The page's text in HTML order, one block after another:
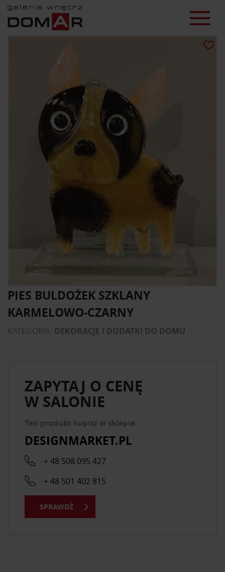
PIES BULDOŻEK SZKLANY
KARMELOWO-CZARNY
KATEGORIA: DEKORACJE I DODATKI DO DOMU
ZAPYTAJ O CENĘ
W SALONIE
Ten produkt kupisz w sklepie:
DESIGNMARKET.PL
+ 48 508 095 427
+ 48 501 402 815
SPRAWDŹ